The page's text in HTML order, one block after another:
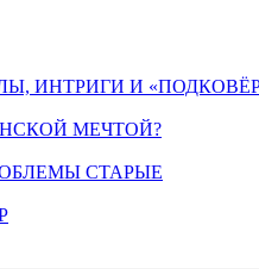
ИНТРИГИ И
МЕЧТОЙ?
СТАРЫЕ